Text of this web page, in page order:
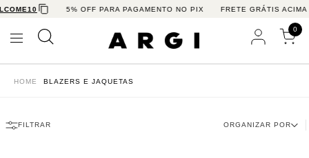
5% OFF PARA PAGAMENTO NO PIX FRETE GRÁTIS ACIMA
0
HOME BLAZERS E JAQUETAS
ORGANIZAR POR
FILTRAR